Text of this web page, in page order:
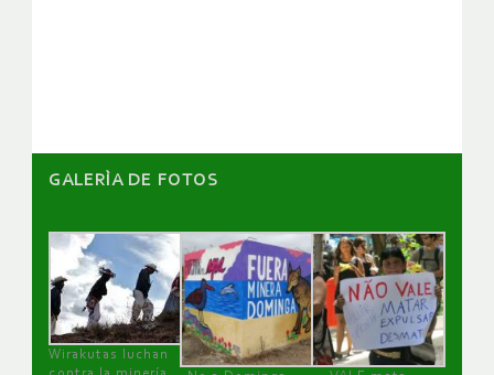
GALERÌA DE FOTOS
Wirakutas luchan